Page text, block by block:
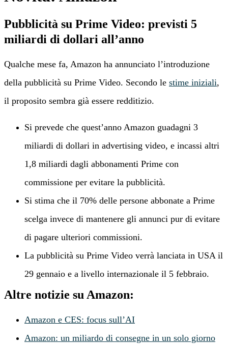
Pubblicità su Prime Video: previsti 5
miliardi di dollari all’anno
Qualche mese fa, Amazon ha annunciato l’introduzione
della pubblicità su Prime Video. Secondo le stime iniziali,
il proposito sembra già essere redditizio.
Si prevede che quest’anno Amazon guadagni 3
miliardi di dollari in advertising video, e incassi altri
1,8 miliardi dagli abbonamenti Prime con
commissione per evitare la pubblicità.
Si stima che il 70% delle persone abbonate a Prime
scelga invece di mantenere gli annunci pur di evitare
di pagare ulteriori commissioni.
La pubblicità su Prime Video verrà lanciata in USA il
29 gennaio e a livello internazionale il 5 febbraio.
Altre notizie su Amazon:
Amazon e CES: focus sull’AI
Amazon: un miliardo di consegne in un solo giorno